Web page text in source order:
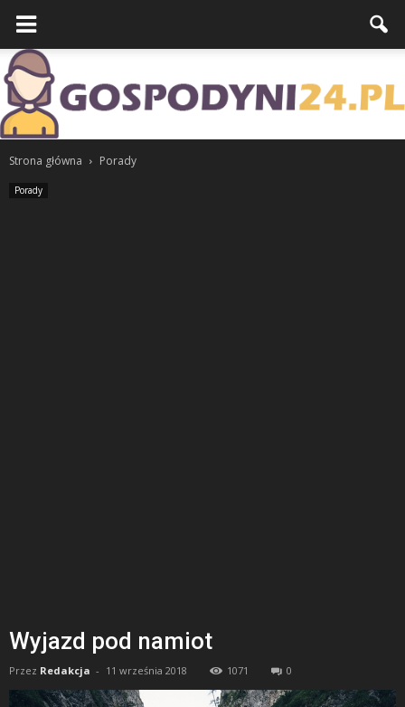
Strona główna Porady
Porady
Wyjazd pod namiot
Przez Redakcja - 11 września 2018 1071 0